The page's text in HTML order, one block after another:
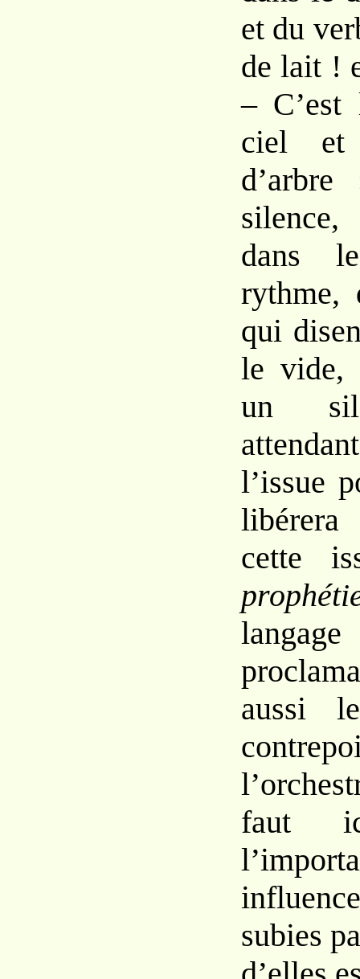
et du
de lait !
– C’est
ciel
d’arbre
dans
rythme,
qui
le vide,
un
l’issue
cette
aussi
faut
subies